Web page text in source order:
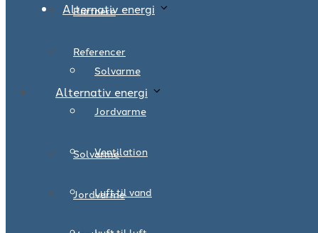
Alternativ energi
Solvarme
Jordvarme
Ventilation
Luft til vand
Partnere
Referencer
Alternativ energi
Solvarme
Jordvarme